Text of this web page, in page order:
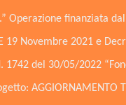
Operazione finanziata dal
19 Novembre 2021 e
1742 del 30/05/2022
AGGIORNAMENTO